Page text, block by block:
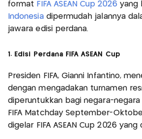
format FIFA ASEAN Cup 2026 yang
Indonesiadipermudah jalannya
jawara edisi perdana.
1. Edisi Perdana FIFA ASEAN Cup
Presiden FIFA, Gianni Infantino,
dengan mengadakan turnamen
diperuntukkan bagi negara-negara
FIFA Matchday September-
digelar FIFA ASEAN Cup 2026 yang